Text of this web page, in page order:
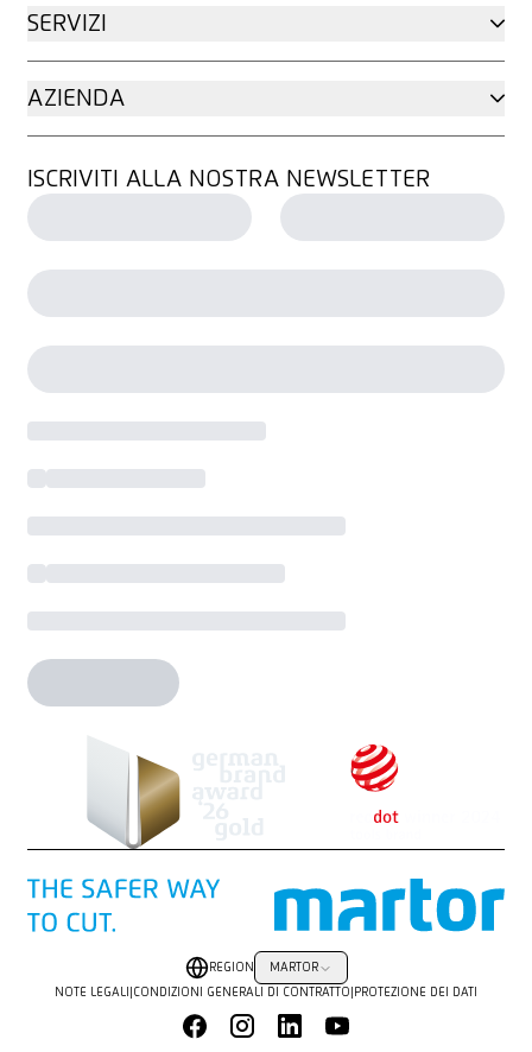
SERVIZI
AZIENDA
ISCRIVITI ALLA NOSTRA NEWSLETTER
REGION MARTOR
NOTE LEGALI CONDIZIONI GENERALI DI CONTRATTO PROTEZIONE DEI DATI